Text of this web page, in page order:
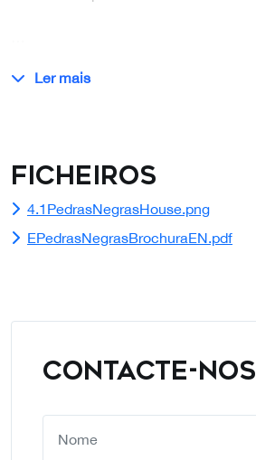
Ler mais
Ficheiros
4.1PedrasNegrasHouse.png
EPedrasNegrasBrochuraEN.pdf
CONTACTE-NOS